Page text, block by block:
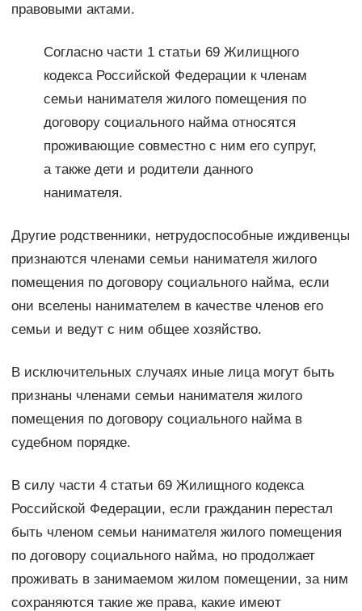
правовыми актами.
Согласно части 1 статьи 69 Жилищного
кодекса Российской Федерации к членам
семьи нанимателя жилого помещения по
договору социального найма относятся
проживающие совместно с ним его супруг,
а также дети и родители данного
нанимателя.
Другие родственники, нетрудоспособные иждивенцы
признаются членами семьи нанимателя жилого
помещения по договору социального найма, если
они вселены нанимателем в качестве членов его
семьи и ведут с ним общее хозяйство.
В исключительных случаях иные лица могут быть
признаны членами семьи нанимателя жилого
помещения по договору социального найма в
судебном порядке.
В силу части 4 статьи 69 Жилищного кодекса
Российской Федерации, если гражданин перестал
быть членом семьи нанимателя жилого помещения
по договору социального найма, но продолжает
проживать в занимаемом жилом помещении, за ним
сохраняются такие же права, какие имеют